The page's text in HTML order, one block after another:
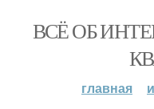
ВСЁ ОБ
главная